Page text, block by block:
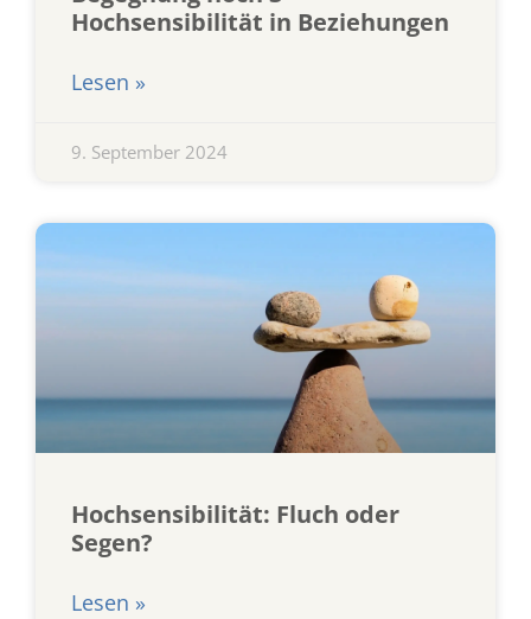
Hochsensibilität in Beziehungen
Lesen »
9. September 2024
Hochsensibilität: Fluch oder
Segen?
Lesen »